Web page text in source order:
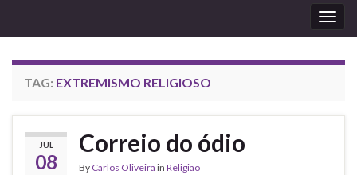
TAG: EXTREMISMO RELIGIOSO
JUL
08
Correio do ódio
By Carlos Oliveira in Religião